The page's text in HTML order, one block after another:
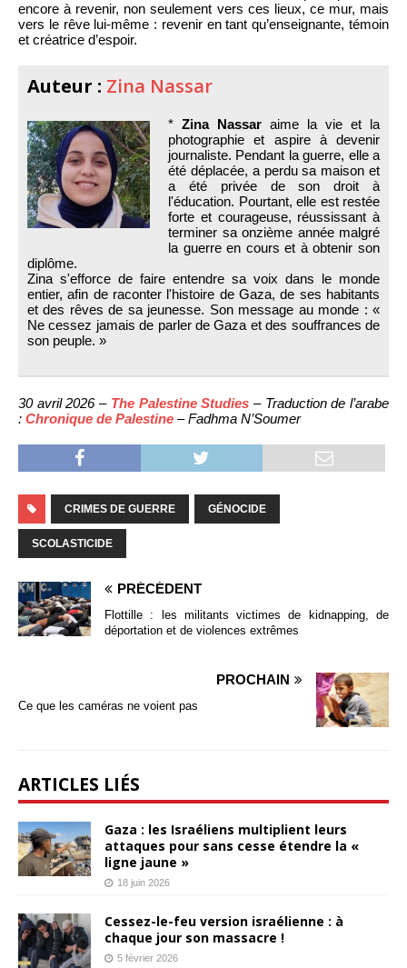
encore à revenir, non seulement vers ces lieux, ce mur, mais
vers le rêve lui-même : revenir en tant qu’enseignante, témoin
et créatrice d’espoir.
Auteur : Zina Nassar
* Zina Nassar aime la vie et la
photographie et aspire à devenir
journaliste. Pendant la guerre, elle a
été déplacée, a perdu sa maison et
a été privée de son droit à
l'éducation. Pourtant, elle est restée
forte et courageuse, réussissant à
terminer sa onzième année malgré
la guerre en cours et à obtenir son
diplôme.
Zina s'efforce de faire entendre sa voix dans le monde
entier, afin de raconter l'histoire de Gaza, de ses habitants
et des rêves de sa jeunesse. Son message au monde : «
Ne cessez jamais de parler de Gaza et des souffrances de
son peuple. »
30 avril 2026 – The Palestine Studies – Traduction de l’arabe
: Chronique de Palestine – Fadhma N’Soumer
CRIMES DE GUERRE GÉNOCIDE
SCOLASTICIDE
PRÉCÉDENT
Flottille : les militants victimes de kidnapping, de
déportation et de violences extrêmes
PROCHAIN
Ce que les caméras ne voient pas
ARTICLES LIÉS
Gaza : les Israéliens multiplient leurs
attaques pour sans cesse étendre la «
ligne jaune »
18 juin 2026
Cessez-le-feu version israélienne : à
chaque jour son massacre !
5 février 2026